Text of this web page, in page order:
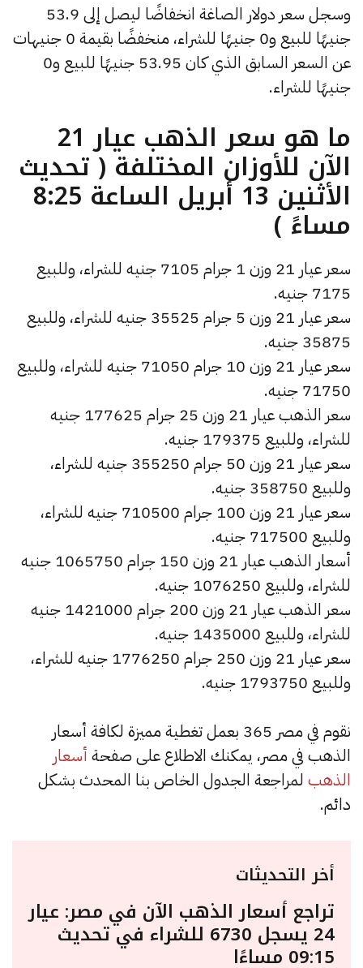
وسجل سعر دولار الصاغة انخفاضًا ليصل إلى 53.9
جنيهًا للبيع و0 جنيهًا للشراء، منخفضًا بقيمة 0 جنيهات
عن السعر السابق الذي كان 53.95 جنيهًا للبيع و0
جنيهًا للشراء.
ما هو سعر الذهب عيار 21
الآن للأوزان المختلفة ( تحديث
الأثنين 13 أبريل الساعة 8:25
مساءً )
سعر عيار 21 وزن 1 جرام 7105 جنيه للشراء، وللبيع
7175 جنيه.
سعر عيار 21 وزن 5 جرام 35525 جنيه للشراء، وللبيع
35875 جنيه.
سعر عيار 21 وزن 10 جرام 71050 جنيه للشراء، وللبيع
71750 جنيه.
سعر الذهب عيار 21 وزن 25 جرام 177625 جنيه
للشراء، وللبيع 179375 جنيه.
سعر عيار 21 وزن 50 جرام 355250 جنيه للشراء،
وللبيع 358750 جنيه.
سعر عيار 21 وزن 100 جرام 710500 جنيه للشراء،
وللبيع 717500 جنيه.
أسعار الذهب عيار 21 وزن 150 جرام 1065750 جنيه
للشراء، وللبيع 1076250 جنيه.
سعر الذهب عيار 21 وزن 200 جرام 1421000 جنيه
للشراء، وللبيع 1435000 جنيه.
سعر عيار 21 وزن 250 جرام 1776250 جنيه للشراء،
وللبيع 1793750 جنيه.
نقوم في مصر 365 بعمل تغطية مميزة لكافة أسعار
الذهب في مصر، يمكنك الاطلاع على صفحة أسعار
الذهب لمراجعة الجدول الخاص بنا المحدث بشكل
دائم.
أخر التحديثات
تراجع أسعار الذهب الآن في مصر: عيار
24 يسجل 6730 للشراء في تحديث
09:15 مساءًا